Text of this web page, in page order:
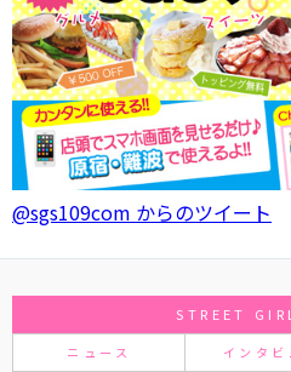
@sgs109com からのツイート
STREET
ニュース インタビ